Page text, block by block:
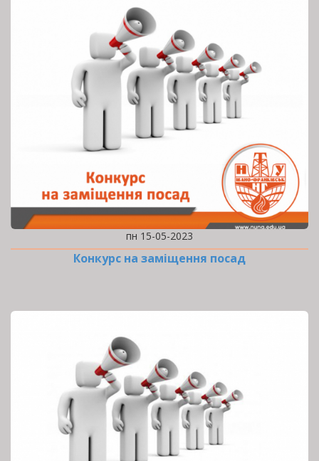
пн 15-05-2023
Конкурс на заміщення посад